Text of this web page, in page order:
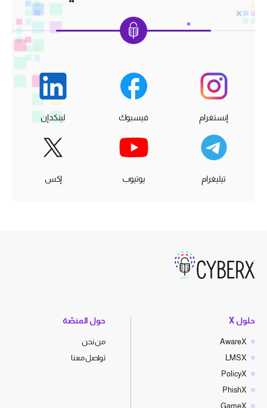
إنستغرام فيسبوك لينكدإن
تيليغرام يوتيوب إكس
حلول X
AwareX
LMSX
PolicyX
PhishX
GameX
حول المنصّة
من نحن
تواصل معنا